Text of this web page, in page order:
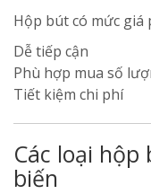
Hộp bút có mức giá
Dễ tiếp cận
Phù hợp mua số
Tiết kiệm chi phí
Các loại hộp
biến